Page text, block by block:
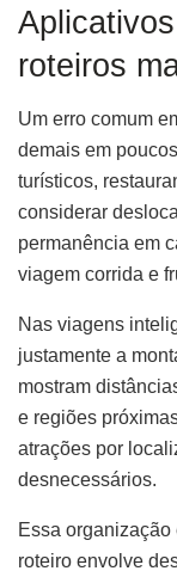
roteiros
Um erro comum
demais em
turísticos,
considerar
permanência em
viagem corrida e
Nas viagens
justamente a
mostram
e regiões
atrações por
desnecessários.
Essa
roteiro envolve